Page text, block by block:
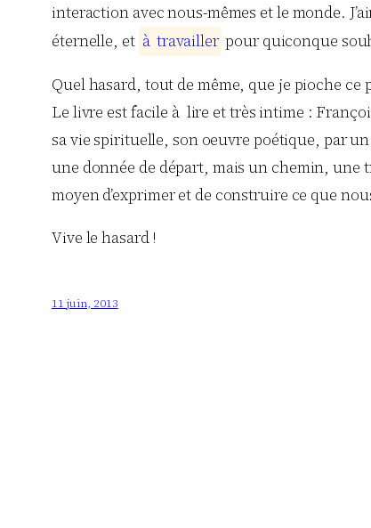
interaction avec nous-mêmes et le monde.
éternelle, et à travailler pour quiconque
Quel hasard, tout de même, que je pioche ce
Le livre est facile à lire et très intime :
sa vie spirituelle, son oeuvre poétique, par
une donnée de départ, mais un chemin, une
moyen d’exprimer et de construire ce que
Vive le hasard !
11 juin, 2013